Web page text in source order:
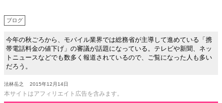
ブログ
今年の秋ごろから、モバイル業界では総務省が主導して進めている「携
帯電話料金の値下げ」の審議が話題になっている。テレビや新聞、ネッ
トニュースなどでも数多く報道されているので、ご覧になった人も多い
だろう。
法林岳之 2015年12月14日
本サイトはアフィリエイト広告を含みます。